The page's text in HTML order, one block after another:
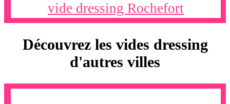
vide dressing Rochefort
Découvrez les vides dressing
d'autres villes